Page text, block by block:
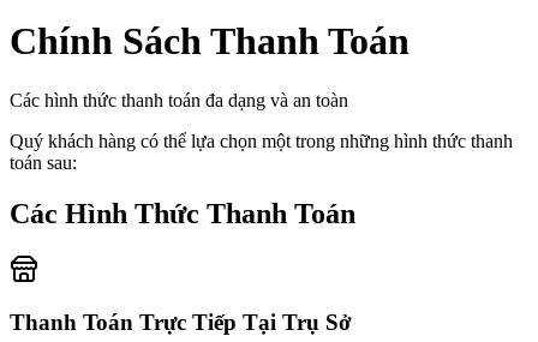
Chính Sách Thanh Toán
Các hình thức thanh toán đa dạng và an toàn
Quý khách hàng có thể lựa chọn một trong những hình thức thanh
toán sau:
Các Hình Thức Thanh Toán
Thanh Toán Trực Tiếp Tại Trụ Sở